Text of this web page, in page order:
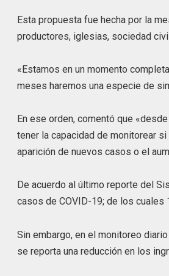
Esta propuesta fue hecha por la
productores, iglesias, sociedad
«Estamos en un momento
meses haremos una especie de
En ese orden, comentó que
tener la capacidad de monitorear
aparición de nuevos casos o el
De acuerdo al último reporte del
casos de COVID-19; de los cuales
Sin embargo, en el monitoreo
se reporta una reducción en los